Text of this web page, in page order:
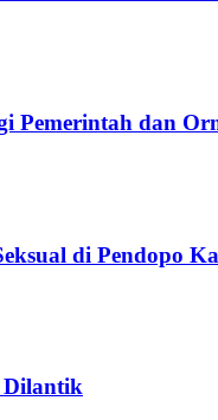
dan
di Pendopo
Dilantik